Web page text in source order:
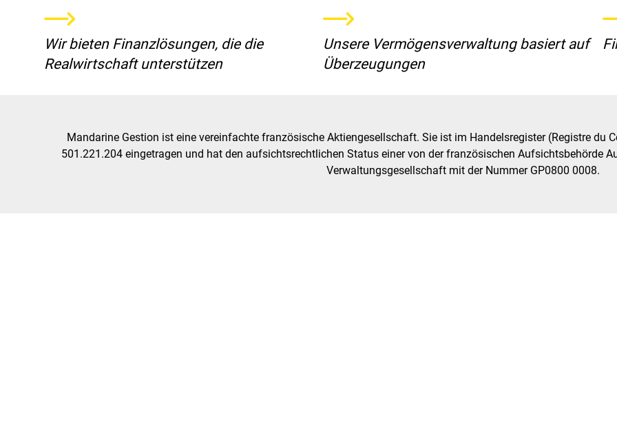
Wir bieten Finanzlösungen, die die
Realwirtschaft unterstützen
Unsere Vermögensverwaltung basiert auf
Überzeugungen
Mandarine Gestion ist eine vereinfachte französische Aktiengesellschaft. Sie ist im Handelsregister (Registre du
501.221.204 eingetragen und hat den aufsichtsrechtlichen Status einer von der französischen Aufsichtsbehörde
Verwaltungsgesellschaft mit der Nummer GP0800 0008.